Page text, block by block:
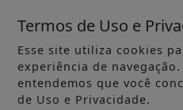
mulheres deixa de
crime
Delegada Francini Imene
Termos de Uso e
Esse site utiliza cookies
experiência de
entendemos que você
de Uso e Privacidade.